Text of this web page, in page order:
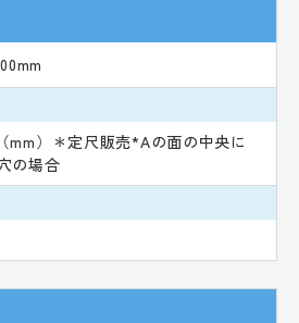
）＊定尺販売*Aの面の中央に
の場合